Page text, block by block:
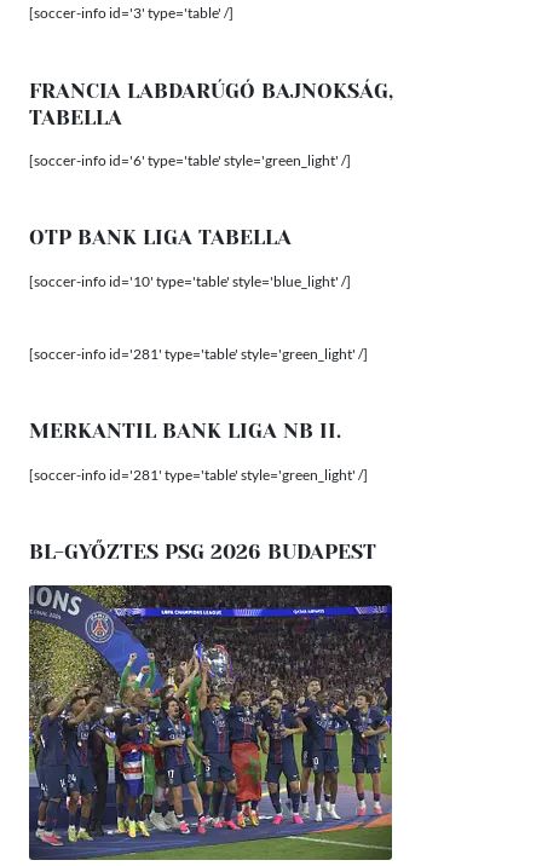
[soccer-info id='3' type='table' /]
FRANCIA LABDARÚGÓ BAJNOKSÁG,
TABELLA
[soccer-info id='6' type='table' style='green_light' /]
OTP BANK LIGA TABELLA
[soccer-info id='10' type='table' style='blue_light' /]
[soccer-info id='281' type='table' style='green_light' /]
MERKANTIL BANK LIGA NB II.
[soccer-info id='281' type='table' style='green_light' /]
BL-GYŐZTES PSG 2026 BUDAPEST